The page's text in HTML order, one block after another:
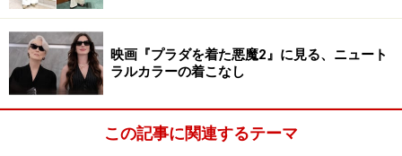
この写真は、リラックス感のあるイージーパンツでオレ
ンジ色を取り入れたコーディネート。綿麻デニム素材の
ハーフスリーブブラウスと合わせています。
オレンジ色はデニムブルーと好相性。オレンジ色は反対
色の青と美しいコントラストを描きます。ブルー系がお
映画『プラダを着た悪魔2』に見る、ニュート
ラルカラーの着こなし
この記事に関連するテーマ